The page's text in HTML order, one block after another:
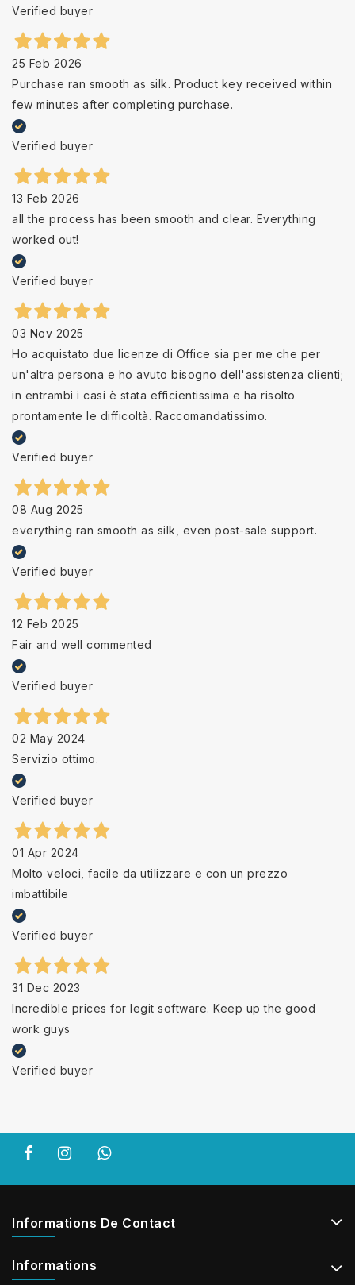
Verified buyer
25 Feb 2026
Purchase ran smooth as silk. Product key received within
few minutes after completing purchase.
Verified buyer
13 Feb 2026
all the process has been smooth and clear. Everything
worked out!
Verified buyer
03 Nov 2025
Ho acquistato due licenze di Office sia per me che per
un'altra persona e ho avuto bisogno dell'assistenza clienti;
in entrambi i casi è stata efficientissima e ha risolto
prontamente le difficoltà. Raccomandatissimo.
Verified buyer
08 Aug 2025
everything ran smooth as silk, even post-sale support.
Verified buyer
12 Feb 2025
Fair and well commented
Verified buyer
02 May 2024
Servizio ottimo.
Verified buyer
01 Apr 2024
Molto veloci, facile da utilizzare e con un prezzo
imbattibile
Verified buyer
31 Dec 2023
Incredible prices for legit software. Keep up the good
work guys
Verified buyer
Informations De Contact
Informations